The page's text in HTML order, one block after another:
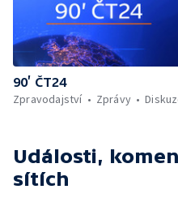
90’ ČT24
Zpravodajství
Zprávy
Události,
sítích